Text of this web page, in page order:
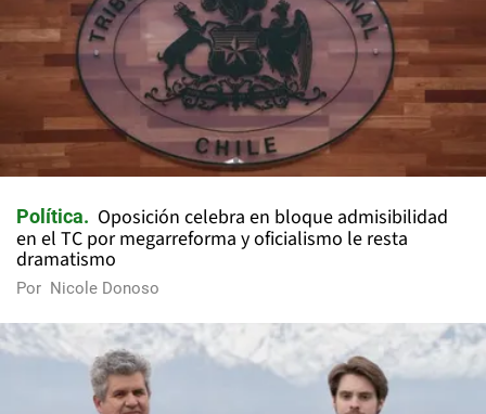
Política
Oposición celebra en bloque admisibilidad
en el TC por megarreforma y oficialismo le resta
dramatismo
Por Nicole Donoso